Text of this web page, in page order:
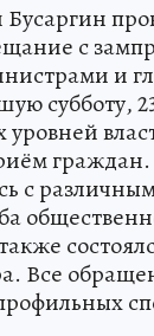
с
и
субботу,
уровней
с
Все